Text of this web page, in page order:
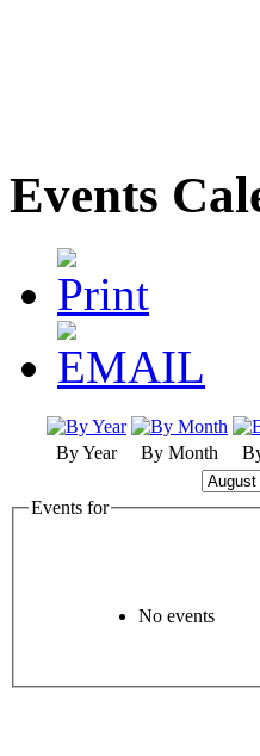
Events
By Year By Month
Events for
No events